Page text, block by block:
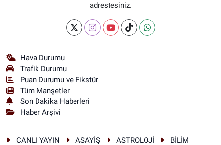
adrestesiniz.
Hava Durumu
Trafik Durumu
Puan Durumu ve Fikstür
Tüm Manşetler
Son Dakika Haberleri
Haber Arşivi
CANLI YAYIN ASAYİŞ ASTROLOJİ
BİLİM